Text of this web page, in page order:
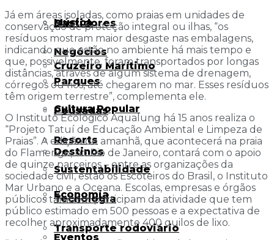
Música
Negócios
Parques
Pousadas
Resorts
Sustentabilidade
Tecnologia
Transporte rodoviário
Bastidores
Cruzeiro Marítimo
Cultura Popular
Destinos
Economia
Eventos
Já em áreas isoladas, como praias em unidades de
conservação de proteção integral ou ilhas, “os
resíduos mostram maior desgaste nas embalagens,
indicando que estão no ambiente há mais tempo e
que, possivelmente, foram transportados por longas
distâncias, através de algum sistema de drenagem,
córregos ou rios, até chegarem no mar. Esses resíduos
têm origem terrestre”, complementa ele.
O Instituto Ecológico Aqualung há 15 anos realiza o
“Projeto Tatuí de Educação Ambiental e Limpeza de
Praias”. A edição de amanhã, que acontecerá na praia
do Flamengo, no Rio de Janeiro, contará com o apoio
de quinze parceiros – entre as organizações da
sociedade civil, estão os Escoteiros do Brasil, o Instituto
Mar Urbano e a Oceana. Escolas, empresas e órgãos
públicos também participam da atividade que tem
público estimado em 500 pessoas e a expectativa de
recolher aproximadamente 400 quilos de lixo.